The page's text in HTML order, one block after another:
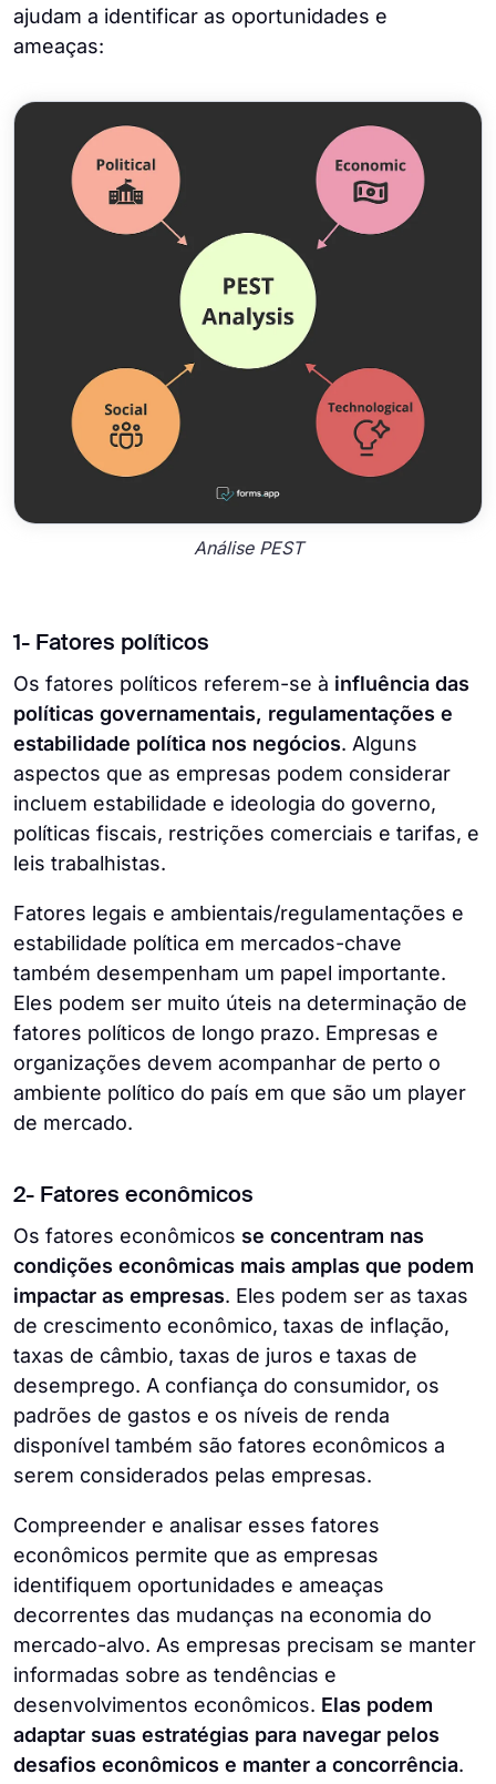
ajudam a identificar as oportunidades e
ameaças:
Análise PEST
1- Fatores políticos
Os fatores políticos referem-se à influência das
políticas governamentais, regulamentações e
estabilidade política nos negócios. Alguns
aspectos que as empresas podem considerar
incluem estabilidade e ideologia do governo,
políticas fiscais, restrições comerciais e tarifas, e
leis trabalhistas.
Fatores legais e ambientais/regulamentações e
estabilidade política em mercados-chave
também desempenham um papel importante.
Eles podem ser muito úteis na determinação de
fatores políticos de longo prazo. Empresas e
organizações devem acompanhar de perto o
ambiente político do país em que são um player
de mercado.
2- Fatores econômicos
Os fatores econômicos se concentram nas
condições econômicas mais amplas que podem
impactar as empresas. Eles podem ser as taxas
de crescimento econômico, taxas de inflação,
taxas de câmbio, taxas de juros e taxas de
desemprego. A confiança do consumidor, os
padrões de gastos e os níveis de renda
disponível também são fatores econômicos a
serem considerados pelas empresas.
Compreender e analisar esses fatores
econômicos permite que as empresas
identifiquem oportunidades e ameaças
decorrentes das mudanças na economia do
mercado-alvo. As empresas precisam se manter
informadas sobre as tendências e
desenvolvimentos econômicos. Elas podem
adaptar suas estratégias para navegar pelos
desafios econômicos e manter a concorrência.